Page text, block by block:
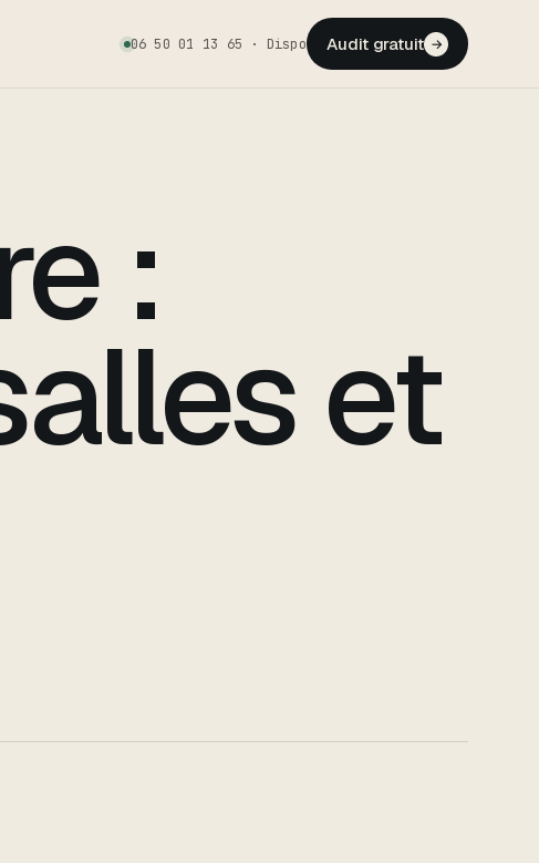
06 50 01 13 65 · Dispo Audit gratuit →
:
et